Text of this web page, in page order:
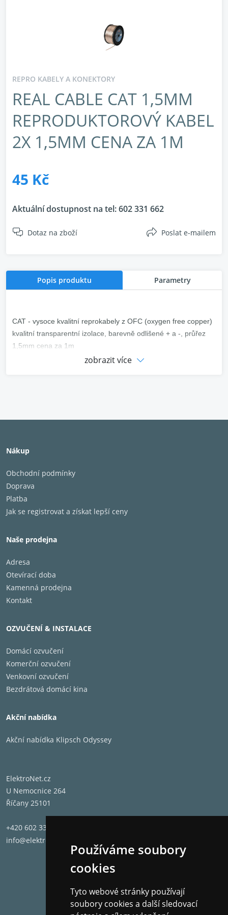
Používáme soubory
cookies
Tyto webové stránky používají
soubory cookies a další sledovací
REPRO KABELY A KONEKTORY
REAL CABLE CAT 1,5MM
REPRODUKTOROVÝ KABEL
2X 1,5MM CENA ZA 1M
45 Kč
Aktuální dostupnost na tel:602 331 662
Dotaz na zboží Poslat e-mailem
Popis produktu Parametry
CAT - vysoce kvalitní reprokabely z OFC (oxygen free copper)
kvalitní transparentní izolace, barevně odlišené + a -, průřez
1,5mm cena za 1m
zobrazit více
Nákup
Obchodní podmínky
Doprava
Platba
Jak se registrovat a získat lepší ceny
Naše prodejna
Adresa
Otevírací doba
Kamenná prodejna
Kontakt
OZVUČENÍ & INSTALACE
Domácí ozvučení
Komerční ozvučení
Venkovní ozvučení
Bezdrátová domácí kina
Akční nabídka
Akční nabídka Klipsch Odyssey
ElektroNet.cz
U Nemocnice 264
Říčany 25101
+420 602 331 662
info@elektronet.cz